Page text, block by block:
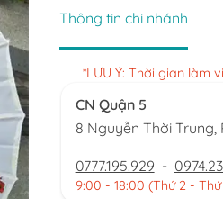
Thông tin chi nhánh
*LƯU Ý: Thời gian làm
CN Quận 5
8 Nguyễn Thời Trung,
0777.195.929 -
9:00 - 18:00 (Thứ 2 - Thứ